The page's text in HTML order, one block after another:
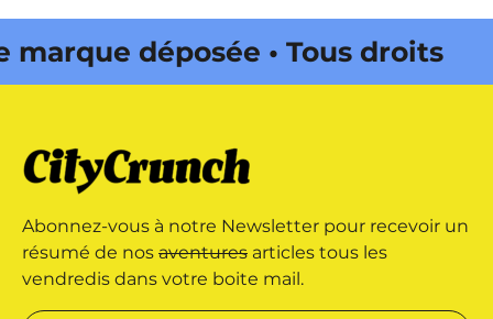
déposée • Tous droits
déposée • Tous droits
par Buena Onda Web •
Abonnez-vous à notre Newsletter pour recevoir un
résumé de nos aventures articles tous les
vendredis dans votre boite mail.